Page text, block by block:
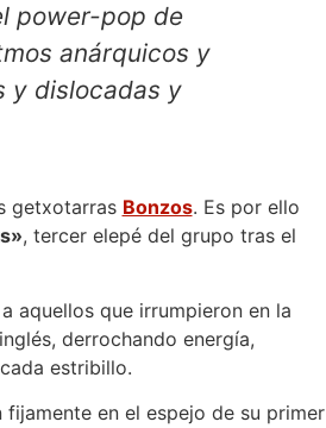
power-pop de
anárquicos y
y dislocadas y
getxotarras Bonzos. Es por ello
, tercer elepé del grupo tras el
aquellos que irrumpieron en la
derrochando energía,
estribillo.
fijamente en el espejo de su primer